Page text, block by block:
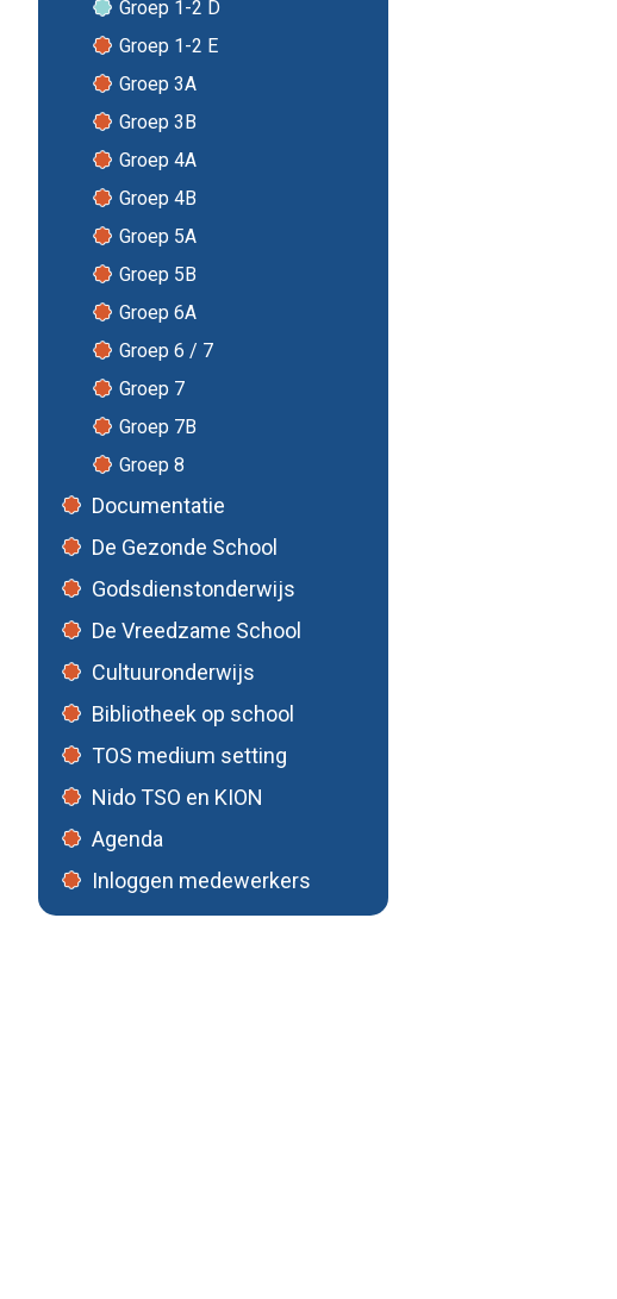
Groep 1-2 D
Groep 1-2 E
Groep 3A
Groep 3B
Groep 4A
Groep 4B
Groep 5A
Groep 5B
Groep 6A
Groep 6 / 7
Groep 7
Groep 7B
Groep 8
Documentatie
De Gezonde School
Godsdienstonderwijs
De Vreedzame School
Cultuuronderwijs
Bibliotheek op school
TOS medium setting
Nido TSO en KION
Agenda
Inloggen medewerkers